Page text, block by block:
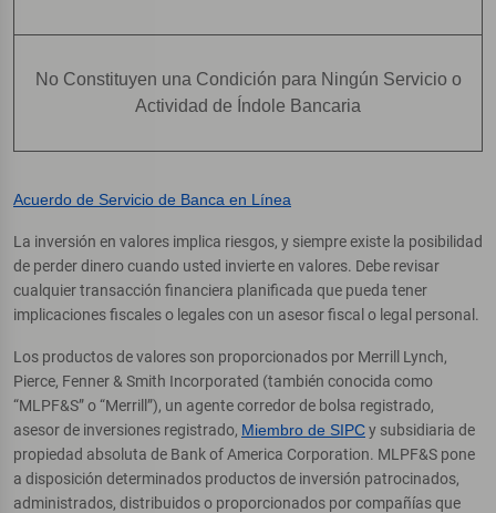
No Constituyen una Condición para Ningún Servicio o
Actividad de Índole Bancaria
Acuerdo de Servicio de Banca en Línea
La inversión en valores implica riesgos, y siempre existe la posibilidad
de perder dinero cuando usted invierte en valores. Debe revisar
cualquier transacción financiera planificada que pueda tener
implicaciones fiscales o legales con un asesor fiscal o legal personal.
Los productos de valores son proporcionados por Merrill Lynch,
Pierce, Fenner & Smith Incorporated (también conocida como
“MLPF&S” o “Merrill”), un agente corredor de bolsa registrado,
asesor de inversiones registrado, Miembro de SIPCy subsidiaria de
propiedad absoluta de Bank of America Corporation. MLPF&S pone
a disposición determinados productos de inversión patrocinados,
administrados, distribuidos o proporcionados por compañías que